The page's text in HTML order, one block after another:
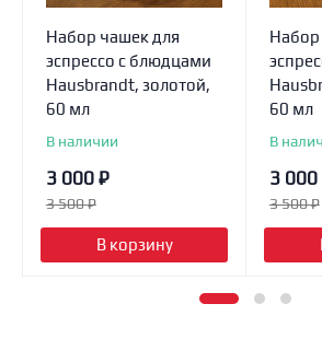
Набор чашек для
эспрессо с блюдцами
Hausbrandt, золотой,
60 мл
В наличии
3 000 ₽
3 500₽
В корзину
Набор
60 мл
В
3 000
3 500₽